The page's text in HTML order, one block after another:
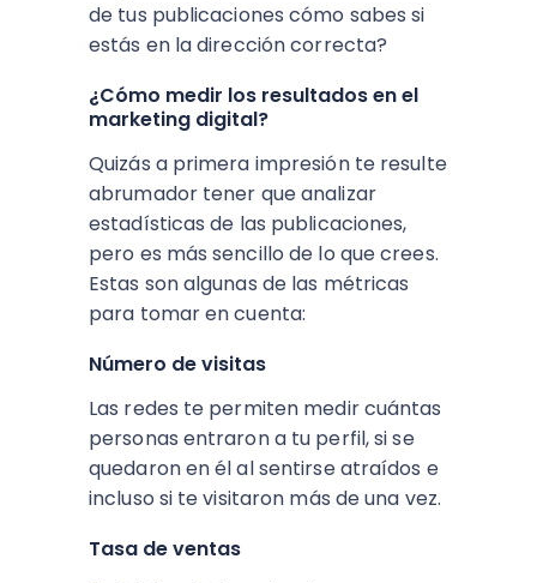
de tus publicaciones cómo sabes si
estás en la dirección correcta?
¿Cómo medir los resultados en el
marketing digital?
Quizás a primera impresión te resulte
abrumador tener que analizar
estadísticas de las publicaciones,
pero es más sencillo de lo que crees.
Estas son algunas de las métricas
para tomar en cuenta:
Número de visitas
Las redes te permiten medir cuántas
personas entraron a tu perfil, si se
quedaron en él al sentirse atraídos e
incluso si te visitaron más de una vez.
Tasa de ventas